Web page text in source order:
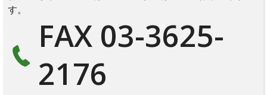
す。
FAX 03-3625-
2176